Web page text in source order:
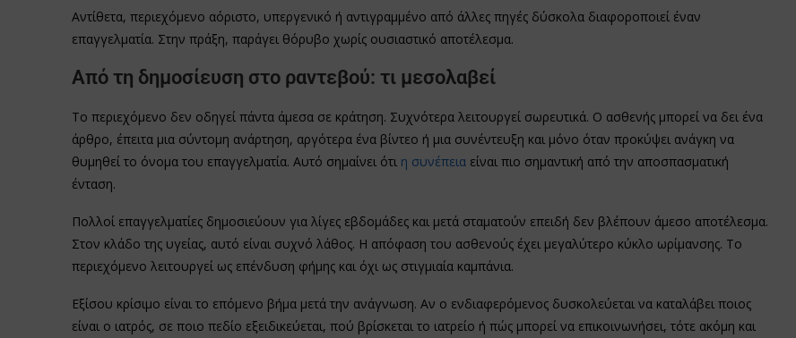
Αντίθετα, περιεχόμενο αόριστο, υπεργενικό ή αντιγραμμένο από άλλες πηγές δύσκολα διαφοροποιεί έναν
επαγγελματία. Στην πράξη, παράγει θόρυβο χωρίς ουσιαστικό αποτέλεσμα.
Από τη δημοσίευση στο ραντεβού: τι μεσολαβεί
Το περιεχόμενο δεν οδηγεί πάντα άμεσα σε κράτηση. Συχνότερα λειτουργεί σωρευτικά. Ο ασθενής μπορεί να δει ένα
άρθρο, έπειτα μια σύντομη ανάρτηση, αργότερα ένα βίντεο ή μια συνέντευξη και μόνο όταν προκύψει ανάγκη να
θυμηθεί το όνομα του επαγγελματία. Αυτό σημαίνει ότι η συνέπειαείναι πιο σημαντική από την αποσπασματική
ένταση.
Πολλοί επαγγελματίες δημοσιεύουν για λίγες εβδομάδες και μετά σταματούν επειδή δεν βλέπουν άμεσο αποτέλεσμα.
Στον κλάδο της υγείας, αυτό είναι συχνό λάθος. Η απόφαση του ασθενούς έχει μεγαλύτερο κύκλο ωρίμανσης. Το
περιεχόμενο λειτουργεί ως επένδυση φήμης και όχι ως στιγμιαία καμπάνια.
Εξίσου κρίσιμο είναι το επόμενο βήμα μετά την ανάγνωση. Αν ο ενδιαφερόμενος δυσκολεύεται να καταλάβει ποιος
είναι ο ιατρός, σε ποιο πεδίο εξειδικεύεται, πού βρίσκεται το ιατρείο ή πώς μπορεί να επικοινωνήσει, τότε ακόμη και